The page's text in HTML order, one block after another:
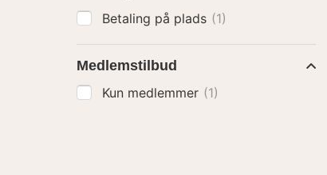
Betaling på plads (1)
Medlemstilbud
Kun medlemmer (1)